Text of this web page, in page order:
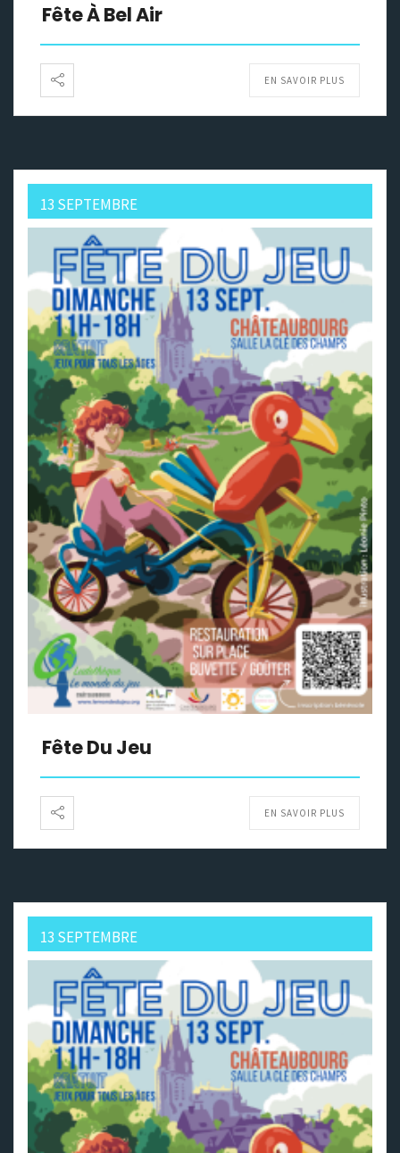
Fête À Bel Air
EN SAVOIR PLUS
13 SEPTEMBRE
Fête Du Jeu
EN SAVOIR PLUS
13 SEPTEMBRE